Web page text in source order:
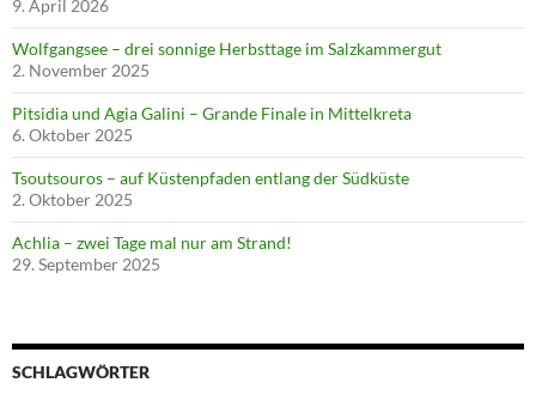
9. April 2026
Wolfgangsee – drei sonnige Herbsttage im Salzkammergut
2. November 2025
Pitsidia und Agia Galini – Grande Finale in Mittelkreta
6. Oktober 2025
Tsoutsouros – auf Küstenpfaden entlang der Südküste
2. Oktober 2025
Achlia – zwei Tage mal nur am Strand!
29. September 2025
SCHLAGWÖRTER